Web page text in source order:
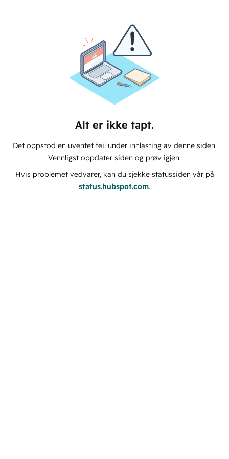
Alt er ikke tapt.
Det oppstod en uventet feil under innlasting av denne siden.
Vennligst oppdater siden og prøv igjen.
Hvis problemet vedvarer, kan du sjekke statussiden vår på
status.hubspot.com.